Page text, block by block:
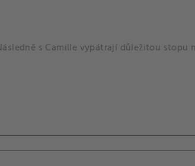
s Camille vypátrají důležitou stopu